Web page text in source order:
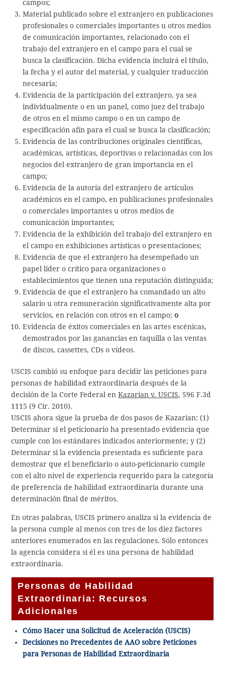
campos;
Material publicado sobre el extranjero en publicaciones
profesionales o comerciales importantes u otros medios
de comunicación importantes, relacionado con el
trabajo del extranjero en el campo para el cual se
busca la clasificación. Dicha evidencia incluirá el título,
la fecha y el autor del material, y cualquier traducción
necesaria;
Evidencia de la participación del extranjero, ya sea
individualmente o en un panel, como juez del trabajo
de otros en el mismo campo o en un campo de
especificación afín para el cual se busca la clasificación;
Evidencia de las contribuciones originales científicas,
académicas, artísticas, deportivas o relacionadas con los
negocios del extranjero de gran importancia en el
campo;
Evidencia de la autoría del extranjero de artículos
académicos en el campo, en publicaciones profesionales
o comerciales importantes u otros medios de
comunicación importantes;
Evidencia de la exhibición del trabajo del extranjero en
el campo en exhibiciones artísticas o presentaciones;
Evidencia de que el extranjero ha desempeñado un
papel líder o crítico para organizaciones o
establecimientos que tienen una reputación distinguida;
Evidencia de que el extranjero ha comandado un alto
salario u otra remuneración significativamente alta por
servicios, en relación con otros en el campo; o
Evidencia de éxitos comerciales en las artes escénicas,
demostrados por las ganancias en taquilla o las ventas
de discos, cassettes, CDs o vídeos.
USCIS cambió su enfoque para decidir las peticiones para
personas de habilidad extraordinaria después de la
decisión de la Corte Federal enKazarian v. USCIS, 596 F.3d
1115 (9 Cir. 2010).
USCIS ahora sigue la prueba de dos pasos de Kazarian: (1)
Determinar si el peticionario ha presentado evidencia que
cumple con los estándares indicados anteriormente; y (2)
Determinar si la evidencia presentada es suficiente para
demostrar que el beneficiario o auto-peticionario cumple
con el alto nivel de experiencia requerido para la categoría
de preferencia de habilidad extraordinaria durante una
determinación final de méritos.
En otras palabras, USCIS primero analiza si la evidencia de
la persona cumple al menos con tres de los diez factores
anteriores enumerados en las regulaciones. Sólo entonces
la agencia considera si él es una persona de habilidad
extraordinaria.
Personas de Habilidad
Extraordinaria: Recursos
Adicionales
Cómo Hacer una Solicitud de Aceleración (USCIS)
Decisiones no Precedentes de AAO sobre Peticiones
para Personas de Habilidad Extraordinaria